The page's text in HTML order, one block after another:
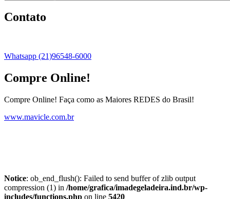
Contato
Whatsapp (21)96548-6000
Compre Online!
Compre Online! Faça como as Maiores REDES do Brasil!
www.mavicle.com.br
Notice: ob_end_flush(): Failed to send buffer of zlib output
compression (1) in /home/grafica/imadegeladeira.ind.br/wp-
includes/functions.php on line 5420